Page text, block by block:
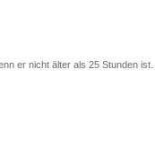
er nicht älter als 25 Stunden ist.